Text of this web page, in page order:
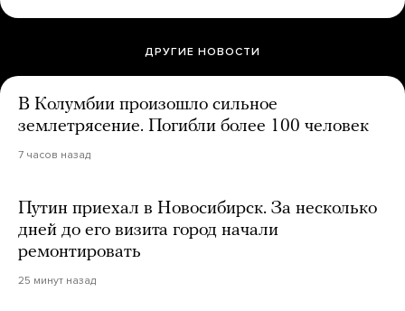
ДРУГИЕ НОВОСТИ
В Колумбии произошло сильное
землетрясение. Погибли более 100 человек
7 часов назад
Путин приехал в Новосибирск. За несколько
дней до его визита город начали
ремонтировать
25 минут назад